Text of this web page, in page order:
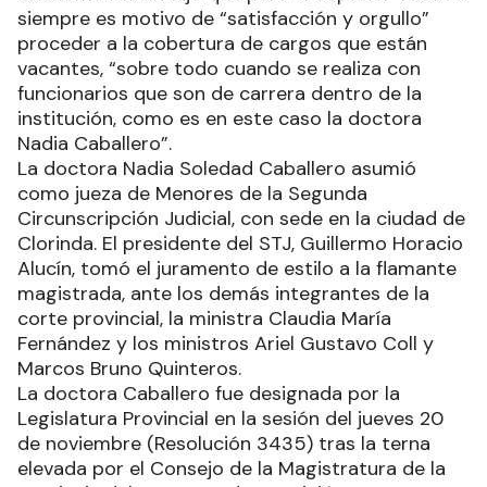
siempre es motivo de “satisfacción y orgullo”
proceder a la cobertura de cargos que están
vacantes, “sobre todo cuando se realiza con
funcionarios que son de carrera dentro de la
institución, como es en este caso la doctora
Nadia Caballero”.
La doctora Nadia Soledad Caballero asumió
como jueza de Menores de la Segunda
Circunscripción Judicial, con sede en la ciudad de
Clorinda. El presidente del STJ, Guillermo Horacio
Alucín, tomó el juramento de estilo a la flamante
magistrada, ante los demás integrantes de la
corte provincial, la ministra Claudia María
Fernández y los ministros Ariel Gustavo Coll y
Marcos Bruno Quinteros.
La doctora Caballero fue designada por la
Legislatura Provincial en la sesión del jueves 20
de noviembre (Resolución 3435) tras la terna
elevada por el Consejo de la Magistratura de la